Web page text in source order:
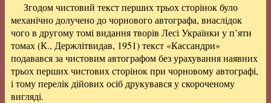
Згодом чистовий текст перших трьох сторінок було
механічно долучено до чорнового автографа, внаслідок
чого в другому томі видання творів Лесі Українки у п’яти
томах (К., Держлітвидав, 1951) текст «Кассандри»
подавався за чистовим автографом без урахування наявних
трьох перших чистових сторінок при чорновому автографі,
і тому перелік дійових осіб друкувався у скороченому
вигляді.